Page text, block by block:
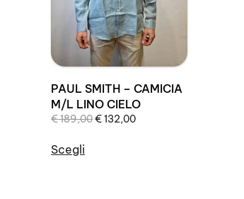
PAUL SMITH – CAMICIA
M/L LINO CIELO
€189,00Il
€132,00Il
Scegli